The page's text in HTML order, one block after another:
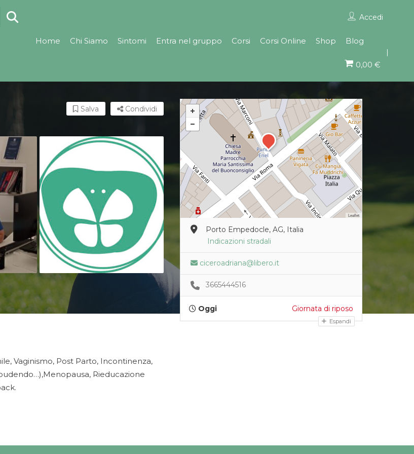
Accedi
Home Chi Siamo Sintomi Entra nel gruppo Corsi Corsi Online Shop Blog
0,00 €
Condividi
Salva
Vaginismo, Post Parto, Incontinenza,
Rieducazione
Leaflet
Porto Empedocle, AG, Italia
Indicazioni stradali
ciceroadriana@libero.it
3665444516
Oggi Giornata di riposo
Espandi